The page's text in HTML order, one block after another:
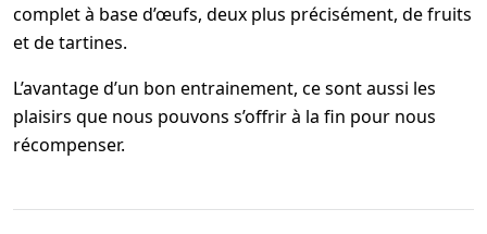
complet à base d’œufs, deux plus précisément, de fruits
et de tartines.
L’avantage d’un bon entrainement, ce sont aussi les
plaisirs que nous pouvons s’offrir à la fin pour nous
récompenser.